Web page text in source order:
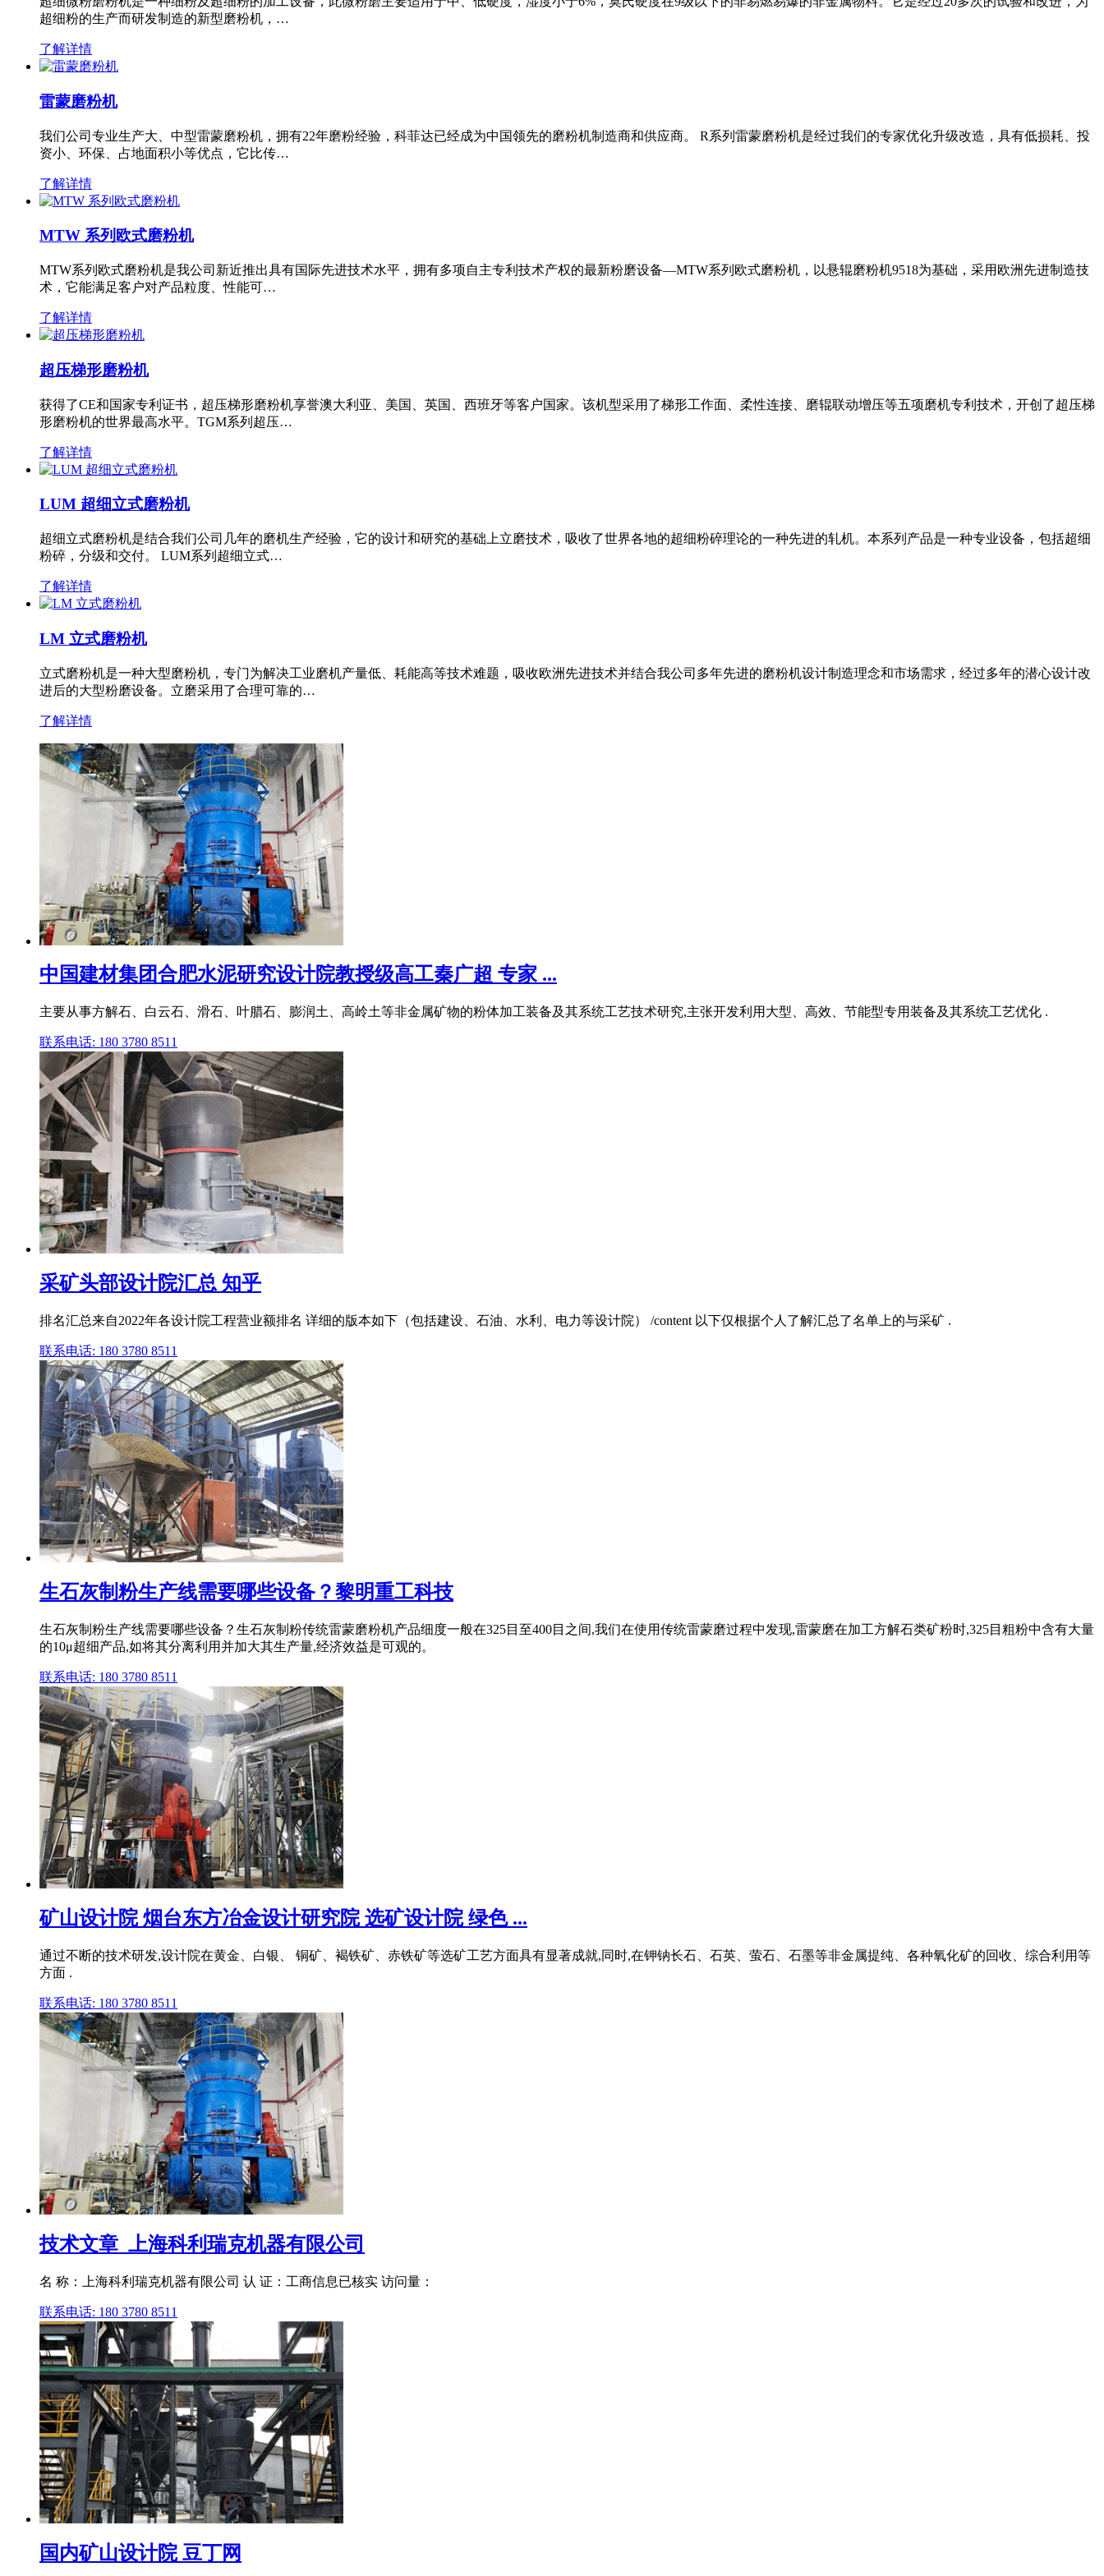
超细粉的生产而研发制造的新型磨粉机，…
了解详情
雷蒙磨粉机
我们公司专业生产大、中型雷蒙磨粉机，拥有22年磨粉经验，科菲达已经成为中国领先的磨粉机制造商和供应商。 R系列雷蒙磨粉机是经过我们的专家优化升级改造，具有低损耗、投
资小、环保、占地面积小等优点，它比传…
了解详情
MTW 系列欧式磨粉机
MTW系列欧式磨粉机是我公司新近推出具有国际先进技术水平，拥有多项自主专利技术产权的最新粉磨设备—MTW系列欧式磨粉机，以悬辊磨粉机9518为基础，采用欧洲先进制造技
术，它能满足客户对产品粒度、性能可…
了解详情
超压梯形磨粉机
获得了CE和国家专利证书，超压梯形磨粉机享誉澳大利亚、美国、英国、西班牙等客户国家。该机型采用了梯形工作面、柔性连接、磨辊联动增压等五项磨机专利技术，开创了超压梯
形磨粉机的世界最高水平。TGM系列超压…
了解详情
LUM 超细立式磨粉机
超细立式磨粉机是结合我们公司几年的磨机生产经验，它的设计和研究的基础上立磨技术，吸收了世界各地的超细粉碎理论的一种先进的轧机。本系列产品是一种专业设备，包括超细
粉碎，分级和交付。 LUM系列超细立式…
了解详情
LM 立式磨粉机
立式磨粉机是一种大型磨粉机，专门为解决工业磨机产量低、耗能高等技术难题，吸收欧洲先进技术并结合我公司多年先进的磨粉机设计制造理念和市场需求，经过多年的潜心设计改
进后的大型粉磨设备。立磨采用了合理可靠的…
了解详情
中国建材集团合肥水泥研究设计院教授级高工秦广超 专家 ...
主要从事方解石、白云石、滑石、叶腊石、膨润土、高岭土等非金属矿物的粉体加工装备及其系统工艺技术研究,主张开发利用大型、高效、节能型专用装备及其系统工艺优化 .
联系电话: 180 3780 8511
采矿头部设计院汇总 知乎
排名汇总来自2022年各设计院工程营业额排名 详细的版本如下（包括建设、石油、水利、电力等设计院） /content 以下仅根据个人了解汇总了名单上的与采矿 .
联系电话: 180 3780 8511
生石灰制粉生产线需要哪些设备？黎明重工科技
生石灰制粉生产线需要哪些设备？生石灰制粉传统雷蒙磨粉机产品细度一般在325目至400目之间,我们在使用传统雷蒙磨过程中发现,雷蒙磨在加工方解石类矿粉时,325目粗粉中含有大量
的10μ超细产品,如将其分离利用并加大其生产量,经济效益是可观的。
联系电话: 180 3780 8511
矿山设计院 烟台东方冶金设计研究院 选矿设计院 绿色 ...
通过不断的技术研发,设计院在黄金、白银、 铜矿、褐铁矿、赤铁矿等选矿工艺方面具有显著成就,同时,在钾钠长石、石英、萤石、石墨等非金属提纯、各种氧化矿的回收、综合利用等
方面 .
联系电话: 180 3780 8511
技术文章_上海科利瑞克机器有限公司
名 称：上海科利瑞克机器有限公司 认 证：工商信息已核实 访问量：
联系电话: 180 3780 8511
国内矿山设计院 豆丁网